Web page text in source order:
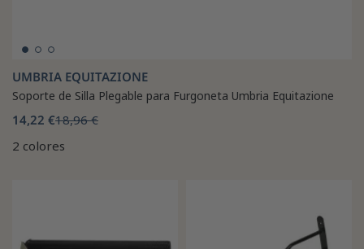
UMBRIA EQUITAZIONE
Soporte de Silla Plegable para Furgoneta Umbria Equitazione
14,22 €18,96 €
2 colores